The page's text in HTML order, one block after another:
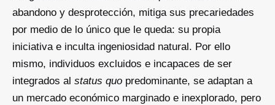
abandono y desprotección, mitiga sus precariedades
por medio de lo único que le queda: su propia
iniciativa e inculta ingeniosidad natural. Por ello
mismo, individuos excluidos e incapaces de ser
integrados al status quo predominante, se adaptan a
un mercado económico marginado e inexplorado, pero